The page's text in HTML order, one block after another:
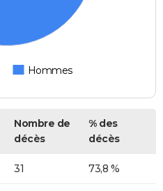
Hommes
Nombre de
décès
% des
décès
31 73,8 %